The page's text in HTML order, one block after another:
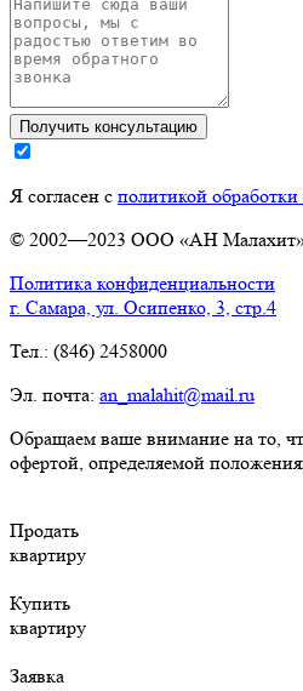
Я согласен с политикой
© 2002—2023 ООО «АН
Политика конфиденциальности
г. Самара, ул. Осипенко, 3, стр.4
Тел.: (846) 2458000
Эл. почта: an_malahit@mail.ru
Обращаем ваше внимание на то,
офертой, определяемой
Продать
квартиру
Купить
квартиру
Заявка